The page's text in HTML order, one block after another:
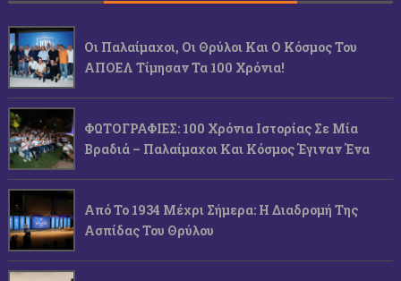
Οι Παλαίμαχοι, Οι Θρύλοι Και Ο Κόσμος Του
ΑΠΟΕΛ Τίμησαν Τα 100 Χρόνια!
ΦΩΤΟΓΡΑΦΙΕΣ: 100 Χρόνια Ιστορίας Σε Μία
Βραδιά – Παλαίμαχοι Και Κόσμος Έγιναν Ένα
Από Το 1934 Μέχρι Σήμερα: Η Διαδρομή Της
Ασπίδας Του Θρύλου